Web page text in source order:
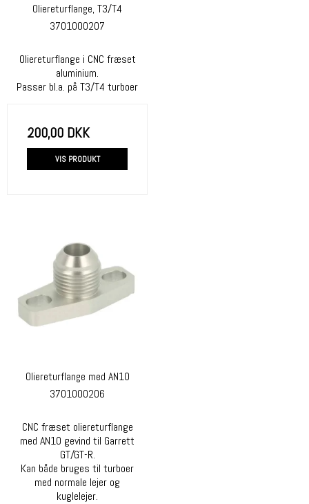
Oliereturflange, T3/T4
3701000207
Oliereturflange i CNC fræset
aluminium.
Passer bl.a. på T3/T4 turboer
200,00 DKK
VIS PRODUKT
Oliereturflange med AN10
3701000206
CNC fræset oliereturflange
med AN10 gevind til Garrett
GT/GT-R.
Kan både bruges til turboer
med normale lejer og
kuglelejer.